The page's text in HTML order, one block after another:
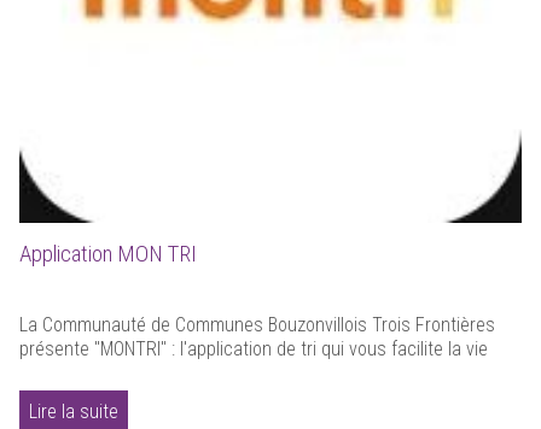
Application MON TRI
La Communauté de Communes Bouzonvillois Trois Frontières
présente "MONTRI" : l'application de tri qui vous facilite la vie
Lire la suite